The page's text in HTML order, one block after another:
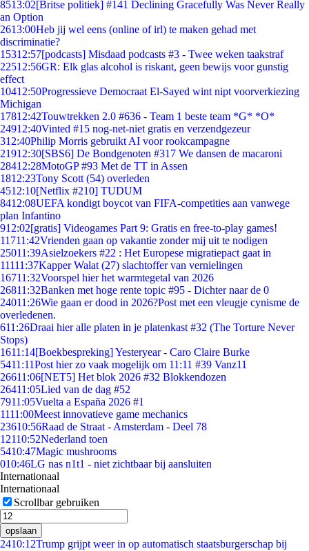
8513:02[Britse politiek] #141 Declining Gracefully Was Never Really
an Option
2613:00Heb jij wel eens (online of irl) te maken gehad met
discriminatie?
15312:57[podcasts] Misdaad podcasts #3 - Twee weken taakstraf
22512:56GR: Elk glas alcohol is riskant, geen bewijs voor gunstig
effect
10412:50Progressieve Democraat El-Sayed wint nipt voorverkiezing
Michigan
17812:42Touwtrekken 2.0 #636 - Team 1 beste team *G* *O*
24912:40Vinted #15 nog-net-niet gratis en verzendgezeur
312:40Philip Morris gebruikt AI voor rookcampagne
21912:30[SBS6] De Bondgenoten #317 We dansen de macaroni
28412:28MotoGP #93 Met de TT in Assen
1812:23Tony Scott (54) overleden
4512:10[Netflix #210] TUDUM
8412:08UEFA kondigt boycot van FIFA-competities aan vanwege
plan Infantino
912:02[gratis] Videogames Part 9: Gratis en free-to-play games!
11711:42Vrienden gaan op vakantie zonder mij uit te nodigen
25011:39Asielzoekers #22 : Het Europese migratiepact gaat in
11111:37Kapper Walat (27) slachtoffer van vernielingen
16711:32Voorspel hier het warmtegetal van 2026
26811:32Banken met hoge rente topic #95 - Dichter naar de 0
24011:26Wie gaan er dood in 2026?Post met een vleugje cynisme de
overledenen.
611:26Draai hier alle platen in je platenkast #32 (The Torture Never
Stops)
1611:14[Boekbespreking] Yesteryear - Caro Claire Burke
5411:11Post hier zo vaak mogelijk om 11:11 #39 Vanz11
26611:06[NET5] Het blok 2026 #32 Blokkendozen
26411:05Lied van de dag #52
7911:05Vuelta a España 2026 #1
1111:00Meest innovatieve game mechanics
23610:56Raad de Straat - Amsterdam - Deel 78
12110:52Nederland toen
5410:47Magic mushrooms
010:46LG nas n1t1 - niet zichtbaar bij aansluiten
Internationaal
Internationaal
Scrollbar gebruiken
opslaan
2410:12Trump grijpt weer in op automatisch staatsburgerschap bij